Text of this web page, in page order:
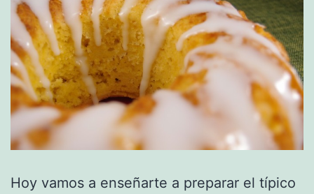
Hoy vamos a enseñarte a preparar el típico